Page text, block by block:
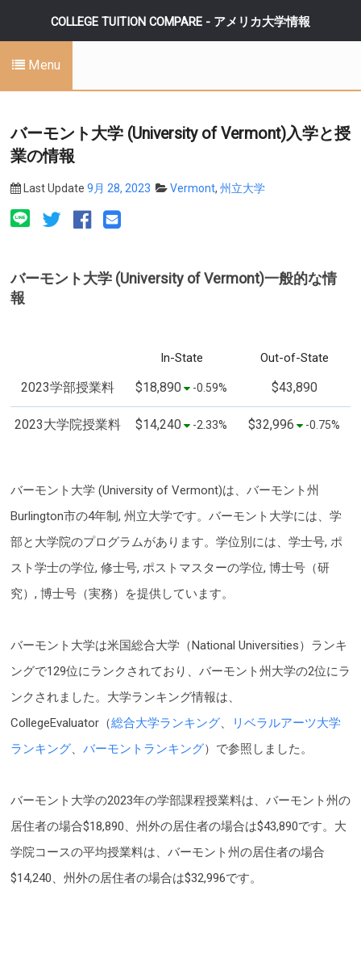
COLLEGE TUITION COMPARE - アメリカ大学情報
Menu
バーモント大学 (University of Vermont)入学と授
業の情報
Last Update 9月 28, 2023 Vermont, 州立大学
バーモント大学 (University of Vermont)一般的な情
報
In-State Out-of-State
2023学部授業料 $18,890 -0.59% $43,890
2023大学院授業料 $14,240 -2.33% $32,996 -0.75%
バーモント大学 (University of Vermont)は、バーモント州
Burlington市の4年制, 州立大学です。バーモント大学には、学
部と大学院のプログラムがあります。学位別には、学士号, ポ
スト学士の学位, 修士号, ポストマスターの学位, 博士号（研
究）, 博士号（実務）を提供しています。
バーモント大学は米国総合大学（National Universities）ランキ
ングで129位にランクされており、バーモント州大学の2位にラ
ンクされました。大学ランキング情報は、
CollegeEvaluator（総合大学ランキング、
リベラルアーツ大学
ランキング、 バーモントランキング）で参照しました。
バーモント大学の2023年の学部課程授業料は、バーモント州の
居住者の場合$18,890、州外の居住者の場合は$43,890です。大
学院コースの平均授業料は、バーモント州の居住者の場合
$14,240、州外の居住者の場合は$32,996です。